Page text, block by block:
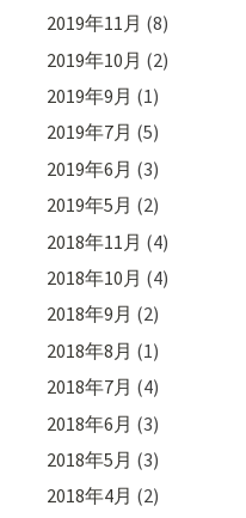
2019年11月 (8)
2019年10月 (2)
2019年9月 (1)
2019年7月 (5)
2019年6月 (3)
2019年5月 (2)
2018年11月 (4)
2018年10月 (4)
2018年9月 (2)
2018年8月 (1)
2018年7月 (4)
2018年6月 (3)
2018年5月 (3)
2018年4月 (2)